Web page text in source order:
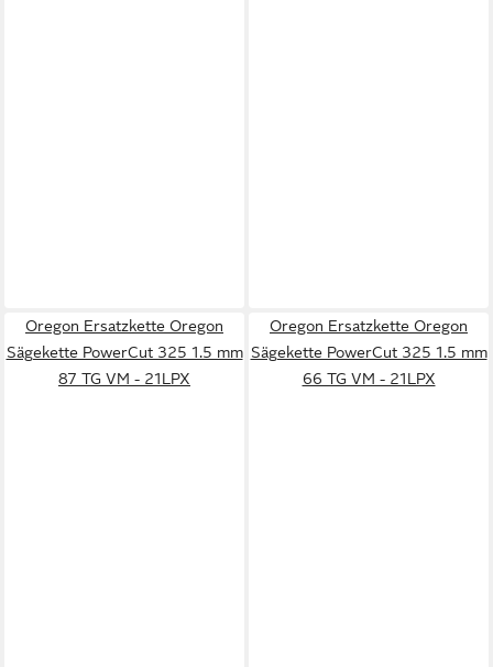
Oregon Ersatzkette Oregon
Sägekette PowerCut 325 1.5 mm
87 TG VM - 21LPX
Oregon Ersatzkette Oregon
Sägekette PowerCut 325 1.5 mm
66 TG VM - 21LPX